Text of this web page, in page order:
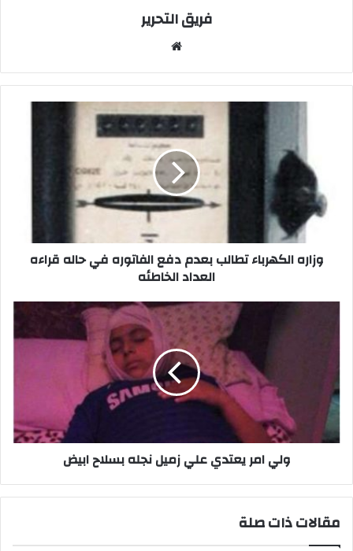
فريق التحرير
الفاتوره
في
العداد
الخاطئه
وزاره الكهرباء تطالب بعدم دفع الفاتوره في حاله قراءه
العداد الخاطئه
زميل
نجله
بسلاح
ابيض
ولي امر يعتدي علي زميل نجله بسلاح ابيض
مقالات ذات صلة